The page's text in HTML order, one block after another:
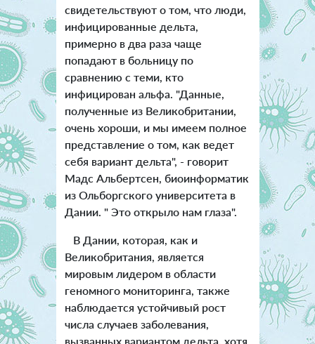
свидетельствуют о том, что люди,
инфицированные дельта,
примерно в два раза чаще
попадают в больницу по
сравнению с теми, кто
инфицирован альфа. "Данные,
полученные из Великобритании,
очень хороши, и мы имеем полное
представление о том, как ведет
себя вариант дельта", - говорит
Мадс Альбертсен, биоинформатик
из Ольборгского университета в
Дании. " Это открыло нам глаза".
В Дании, которая, как и
Великобритания, является
мировым лидером в области
геномного мониторинга, также
наблюдается устойчивый рост
числа случаев заболевания,
вызванных вариантом дельта, хотя